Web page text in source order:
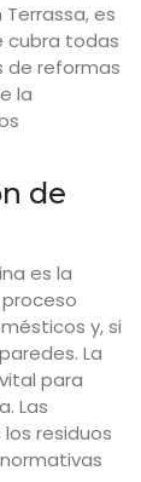
es
cubra todas
de reformas
la
de
es la
y, si
La
para
Las
residuos